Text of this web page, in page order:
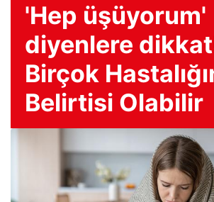
'Hep üşüyorum'
diyenlere
Birçok
Belirtisi Olabilir